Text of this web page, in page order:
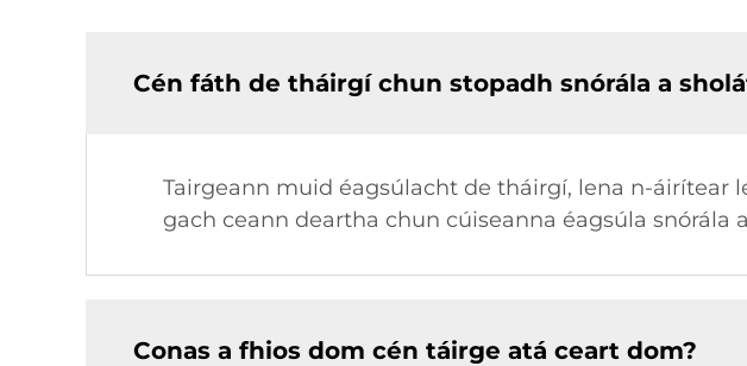
Cén fáth de tháirgí chun stopadh snórála a
Tairgeann muid éagsúlacht de tháirgí, lena n-áirítear
gach ceann deartha chun cúiseanna éagsúla snórála
Conas a fhios dom cén táirge atá ceart dom?